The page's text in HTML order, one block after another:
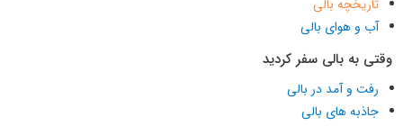
تاریخچه بالی
آب و هوای بالی
وقتی به بالی سفر کردید
رفت و آمد در بالی
جاذبه های بالی